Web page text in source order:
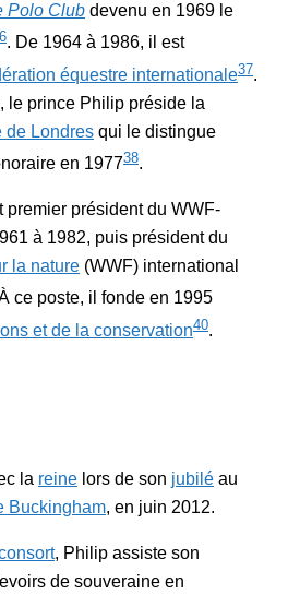
Polo Club devenu en 1969 le
. De 1964 à 1986, il est
équestre internationale37.
le prince Philip préside la
de Londres qui le distingue
en 197738.
premier président du WWF-
à 1982, puis président du
la nature (WWF) international
ce poste, il fonde en 1995
et de la conservation40.
la reine lors de son jubilé au
Buckingham, en juin 2012.
, Philip assiste son
de souveraine en